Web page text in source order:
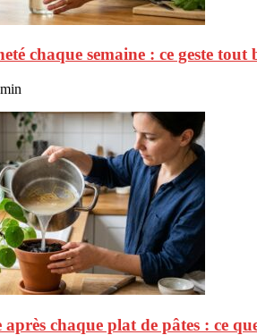
chaque semaine : ce geste
chaque plat de pâtes : ce